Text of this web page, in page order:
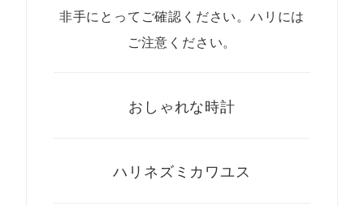
非手にとってご確認ください。ハリには
ご注意ください。
おしゃれな時計
ハリネズミカワユス